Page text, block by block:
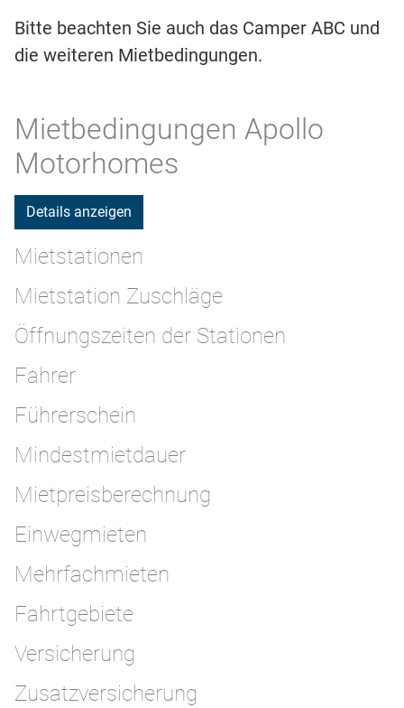
Bitte beachten Sie auch das Camper ABC und
die weiteren Mietbedingungen.
Mietbedingungen Apollo
Motorhomes
Details anzeigen
Mietstationen
Mietstation Zuschläge
Öffnungszeiten der Stationen
Fahrer
Führerschein
Mindestmietdauer
Mietpreisberechnung
Einwegmieten
Mehrfachmieten
Fahrtgebiete
Versicherung
Zusatzversicherung